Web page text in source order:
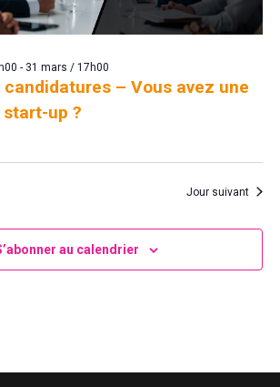
candidatures – Vous avez une
start-up ?
- 31 mars / 17h00
Jour suivant
au calendrier